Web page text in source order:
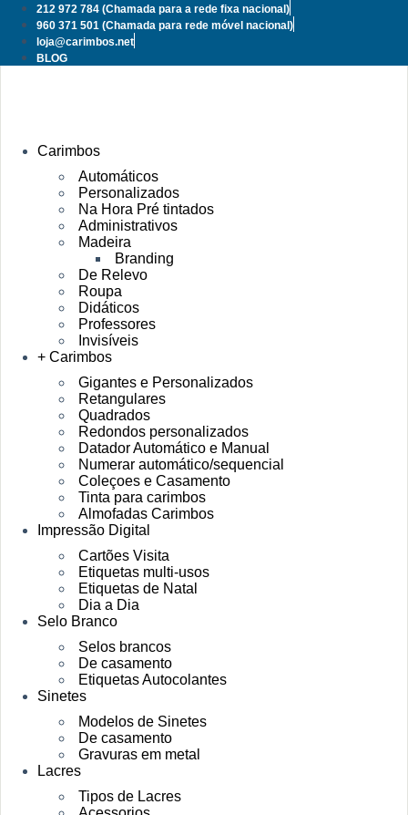
Pular
para
conteúdo
212 972 784 (Chamada para a rede fixa nacional)
960 371 501 (Chamada para rede móvel nacional)
loja@carimbos.net
BLOG
Carimbos
Automáticos
Personalizados
Na Hora Pré tintados
Administrativos
Madeira
Branding
De Relevo
Roupa
Didáticos
Professores
Invisíveis
+ Carimbos
Gigantes e Personalizados
Retangulares
Quadrados
Redondos personalizados
Datador Automático e Manual
Numerar automático/sequencial
Coleçoes e Casamento
Tinta para carimbos
Almofadas Carimbos
Impressão Digital
Cartões Visita
Etiquetas multi-usos
Etiquetas de Natal
Dia a Dia
Selo Branco
Selos brancos
De casamento
Etiquetas Autocolantes
Sinetes
Modelos de Sinetes
De casamento
Gravuras em metal
Lacres
Tipos de Lacres